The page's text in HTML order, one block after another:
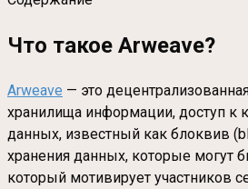
Что такое Arweave?
Arweave — это
хранилища информации, доступ к
данных, известный как блоквив
хранения данных, которые могут
который мотивирует участников